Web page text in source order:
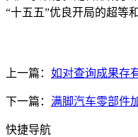
“十五五”优良开局的超等和
上一篇： 如对查询成果存
下一篇： 满脚汽车零部件
快捷导航